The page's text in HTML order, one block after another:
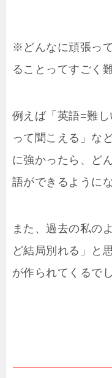
※どんなに頑張っ
ることってすごく
例えば「英語=難
って聞こえる」な
に強かったら、ど
語ができるように
また、過去の私の
ど結局別れる」と
が作られてくるで